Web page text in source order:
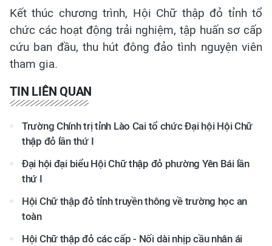
Kết thúc chương trình, Hội Chữ thập đỏ tỉnh tổ
chức các hoạt động trải nghiệm, tập huấn sơ cấp
cứu ban đầu, thu hút đông đảo tình nguyện viên
tham gia.
TIN LIÊN QUAN
Trường Chính trị tỉnh Lào Cai tổ chức Đại hội Hội Chữ
thập đỏ lần thứ I
Đại hội đại biểu Hội Chữ thập đỏ phường Yên Bái lần
thứ I
Hội Chữ thập đỏ tỉnh truyền thông về trường học an
toàn
Hội Chữ thập đỏ các cấp - Nối dài nhịp cầu nhân ái